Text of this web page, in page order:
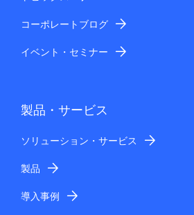
コーポレートブログ
イベント・セミナー
製品・サービス
ソリューション・サービス
製品
導入事例